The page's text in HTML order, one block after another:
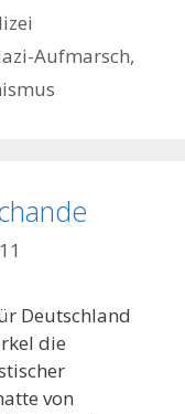
Aufmarsch,
Deutschland
die
von